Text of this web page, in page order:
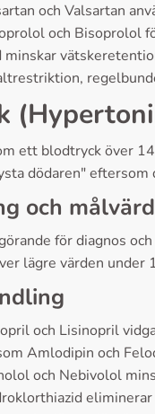
och Valsartan
och Bisoprolol
ett blodtryck över
dödaren"
och
för diagnos
lägre värden under
och Lisinopril
Amlodipin och
och Nebivolol